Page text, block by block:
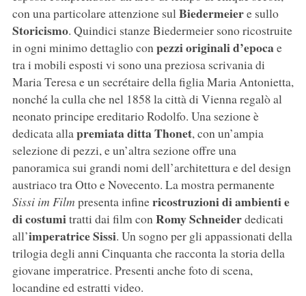
con una particolare attenzione sulBiedermeiere sullo
Storicismo. Quindici stanze Biedermeier sono ricostruite
in ogni minimo dettaglio conpezzi originali d’epocae
tra i mobili esposti vi sono una preziosa scrivania di
Maria Teresa e un secrétaire della figlia Maria Antonietta,
nonché la culla che nel 1858 la città di Vienna regalò al
neonato principe ereditario Rodolfo. Una sezione è
dedicata allapremiata ditta Thonet, con un’ampia
selezione di pezzi, e un’altra sezione offre una
panoramica sui grandi nomi dell’architettura e del design
austriaco tra Otto e Novecento. La mostra permanente
Sissi im Film presenta infinericostruzioni di ambientie
di costumitratti dai film conRomySchneiderdedicati
all’imperatrice Sissi. Un sogno per gli appassionati della
trilogia degli anni Cinquanta che racconta la storia della
giovane imperatrice. Presenti anche foto di scena,
locandine ed estratti video.